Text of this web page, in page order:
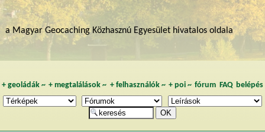
a Magyar Geocaching Közhasznú Egyesület hivatalos oldala
+ geoládák~ +megtalálások ~ + felhasználók~ + poi~ fórum FAQ belépés